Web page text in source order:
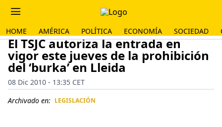
HOME AMÉRICA POLÍTICA ECONOMÍA SOCIEDAD
El TSJC autoriza la entrada en
vigor este jueves de la prohibición
del ‘burka’ en Lleida
08 Dic 2010 - 13:35 CET
Archivado en: LEGISLACIÓN